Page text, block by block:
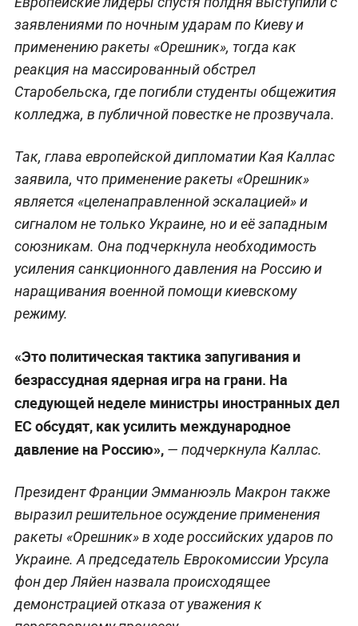
заявлениями по ночным ударам по Киеву и
применению ракеты «Орешник», тогда как
реакция на массированный обстрел
Старобельска, где погибли студенты общежития
колледжа, в публичной повестке не прозвучала.
Так, глава европейской дипломатии Кая Каллас
заявила, что применение ракеты «Орешник»
является «целенаправленной эскалацией» и
сигналом не только Украине, но и её западным
союзникам. Она подчеркнула необходимость
усиления санкционного давления на Россию и
наращивания военной помощи киевскому
режиму.
«Это политическая тактика запугивания и
безрассудная ядерная игра на грани. На
следующей неделе министры иностранных дел
ЕС обсудят, как усилить международное
давление на Россию»,— подчеркнула Каллас.
Президент Франции Эмманюэль Макрон также
выразил решительное осуждение применения
ракеты «Орешник» в ходе российских ударов по
Украине. А председатель Еврокомиссии Урсула
фон дер Ляйен назвала происходящее
демонстрацией отказа от уважения к